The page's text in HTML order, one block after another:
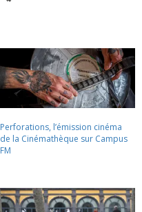
Perforations, l’émission cinéma
de la Cinémathèque sur Campus
FM